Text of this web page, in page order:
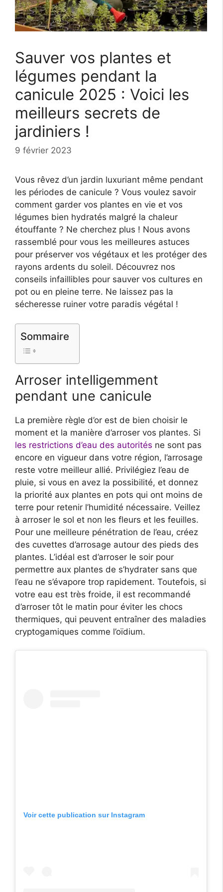
Sauver vos plantes et
légumes pendant la
canicule 2025 : Voici les
meilleurs secrets de
jardiniers !
9 février 2023
Vous rêvez d’un jardin luxuriant même pendant
les périodes de canicule ? Vous voulez savoir
comment garder vos plantes en vie et vos
légumes bien hydratés malgré la chaleur
étouffante ? Ne cherchez plus ! Nous avons
rassemblé pour vous les meilleures astuces
pour préserver vos végétaux et les protéger des
rayons ardents du soleil. Découvrez nos
conseils infaillibles pour sauver vos cultures en
pot ou en pleine terre. Ne laissez pas la
sécheresse ruiner votre paradis végétal !
Sommaire
Arroser intelligemment
pendant une canicule
La première règle d’or est de bien choisir le
moment et la manière d’arroser vos plantes. Si
les restrictions d’eau des autorités ne sont pas
encore en vigueur dans votre région, l’arrosage
reste votre meilleur allié. Privilégiez l’eau de
pluie, si vous en avez la possibilité, et donnez
la priorité aux plantes en pots qui ont moins de
terre pour retenir l’humidité nécessaire. Veillez
à arroser le sol et non les fleurs et les feuilles.
Pour une meilleure pénétration de l’eau, créez
des cuvettes d’arrosage autour des pieds des
plantes. L’idéal est d’arroser le soir pour
permettre aux plantes de s’hydrater sans que
l’eau ne s’évapore trop rapidement. Toutefois, si
votre eau est très froide, il est recommandé
d’arroser tôt le matin pour éviter les chocs
thermiques, qui peuvent entraîner des maladies
cryptogamiques comme l’oïdium.
Voir cette publication sur Instagram